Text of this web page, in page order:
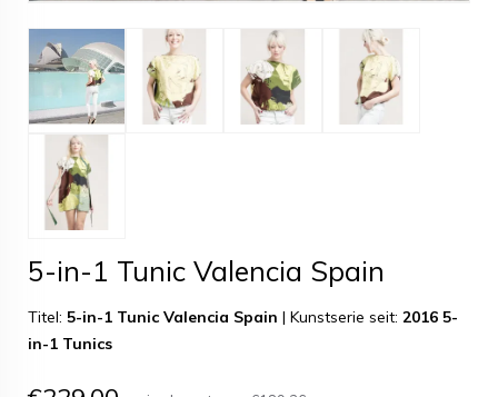
5-in-1 Tunic Valencia Spain
Titel: 5-in-1 Tunic Valencia Spain | Kunstserie seit: 2016 5-
in-1 Tunics